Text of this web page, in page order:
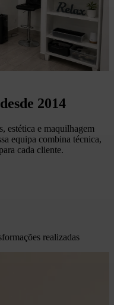
2014
estética e maquilhagem
equipa combina técnica,
cada cliente.
realizadas